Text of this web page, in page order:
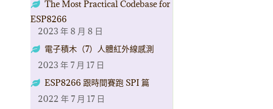
The Most Practical Codebase for
ESP8266
2023 年 8 月 8 日
電子積木（7）人體紅外線感測
2023 年 7 月 17 日
ESP8266 跟時間賽跑 SPI 篇
2022 年 7 月 17 日